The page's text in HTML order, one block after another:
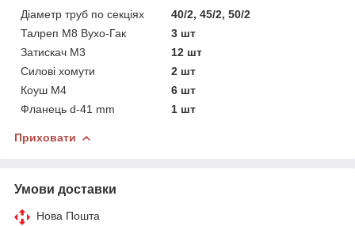
Діаметр труб по секціях
40/2, 45/2, 50/2
Талреп М8 Вухо-Гак
3 шт
Затискач М3
12 шт
Силові хомути
2 шт
Коуш М4
6 шт
Фланець d-41 mm
1 шт
Приховати
Умови доставки
Нова Пошта